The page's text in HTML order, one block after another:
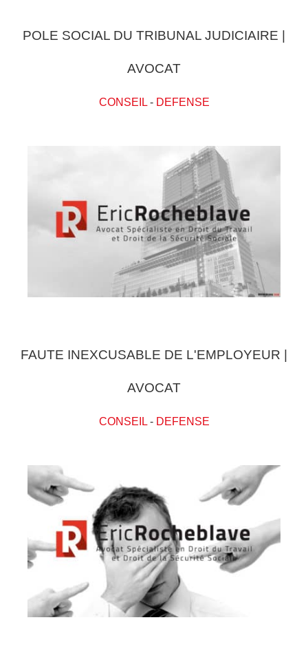
POLE SOCIAL DU TRIBUNAL JUDICIAIRE |
AVOCAT
CONSEIL- DEFENSE
FAUTE INEXCUSABLE DE L'EMPLOYEUR |
AVOCAT
CONSEIL- DEFENSE